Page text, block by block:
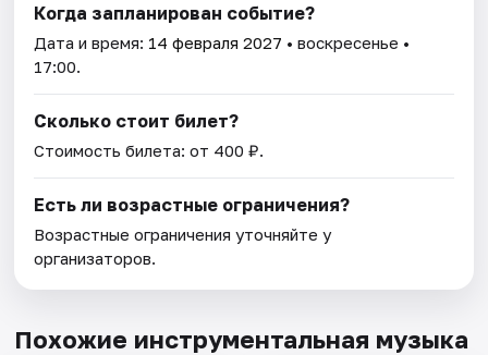
Когда запланирован событие?
Дата и время: 14 февраля 2027 • воскресенье •
17:00.
Сколько стоит билет?
Стоимость билета: от 400 ₽.
Есть ли возрастные ограничения?
Возрастные ограничения уточняйте у
организаторов.
Похожие инструментальная музыка